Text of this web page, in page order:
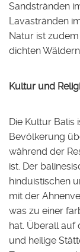
Sandstränden
Lavastränden
Natur ist
dichten
Kultur und
Die Kultur Balis
Bevölkerung
während der
ist. Der
hinduistischen
mit der
was zu einer
hat. Überall auf
und heilige